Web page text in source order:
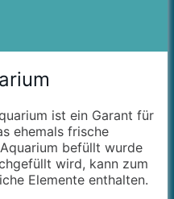
ist ein Garant für
ehemals frische
befüllt wurde
wird, kann zum
Elemente enthalten.